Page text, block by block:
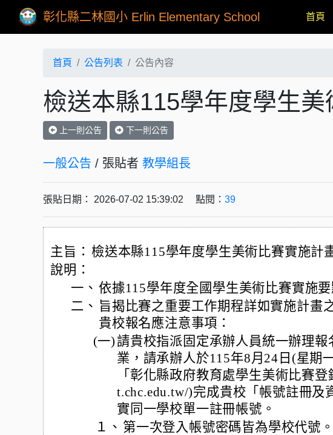
彰化縣二林國小 Erlin Elementary School 首頁
首頁 公告列表 公告內容
檢送本縣115學年度學生
上一則公告 下一則公告
一般公告 / 張貼者 教學組長
張貼日期： 2026-07-02 15:39:02 點閱： 39
主旨： 檢送本縣115學年度學生美術比賽實施計
說明：
一、 依據115學年度全國學生美術比賽實施要
二、 旨揭比賽之重要工作期程詳如實施計畫
貴校報名應注意事項：
(一) 請貴校指派固定承辦人員統一辦理報
業，請承辦人於115年8月24日(星期
「彰化縣政府教育處學生美術比賽
t.chc.edu.tw/)完成貴校「帳號註冊及
實同一學校單一註冊帳號。
１、 第一次登入帳號密碼皆為學校代號。